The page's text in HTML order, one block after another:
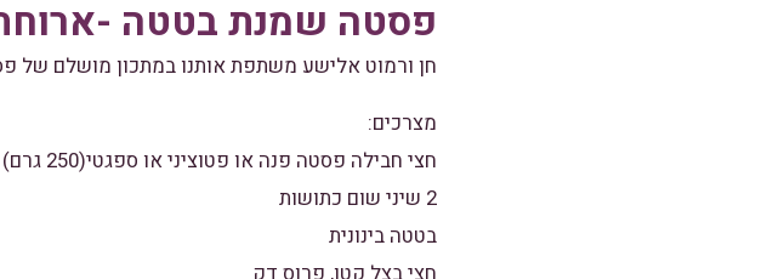
פסטה שמנת בטטה -
חן ורמוט אלישע משתפת אותנו במתכון מושלם של
מצרכים:
חצי חבילה פסטה פנה או פטוציני או ספגטי(250 גרם)
2 שיני שום כתושות
בטטה בינונית